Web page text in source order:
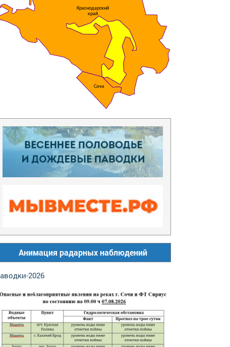
Краснодарский
край
Сочи
Анимация радарных наблюдений
2026